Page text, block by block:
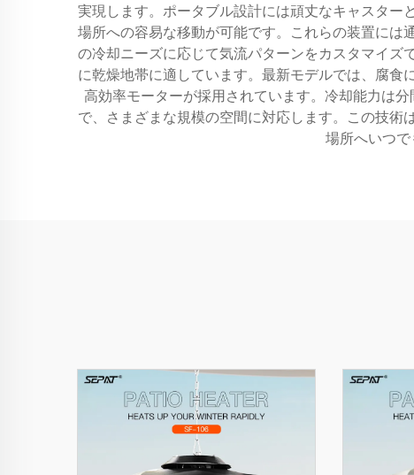
実現します。ポータブル設計には頑丈なキャスター
場所への容易な移動が可能です。これらの装置には
の冷却ニーズに応じて気流パターンをカスタマイズ
に乾燥地帯に適しています。最新モデルでは、腐
高効率モーターが採用されています。冷却能力は
で、さまざまな規模の空間に対応します。この技
場所へいつで